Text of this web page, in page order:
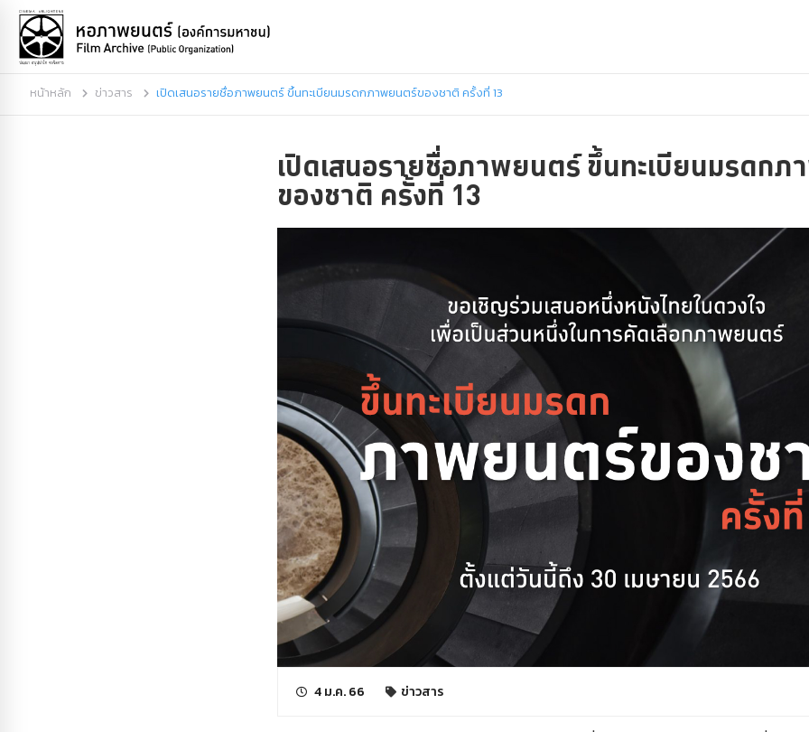
หน้าหลัก ข่าวสาร เปิดเสนอรายชื่อภาพยนตร์ ขึ้นทะเบียนมรดกภาพยนตร์ของชาติ ครั้งที่ 13
เปิดเสนอรายชื่อภาพยนตร์ ขึ้นทะเบียนมรดก
ของชาติ ครั้งที่ 13
4 ม.ค. 66 ข่าวสาร